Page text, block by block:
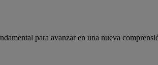
para avanzar en una nueva